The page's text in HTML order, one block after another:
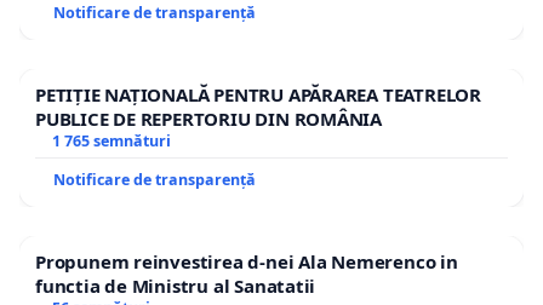
Notificare de transparență
PETIȚIE NAȚIONALĂ PENTRU APĂRAREA TEATRELOR
PUBLICE DE REPERTORIU DIN ROMÂNIA
1 765 semnături
Notificare de transparență
Propunem reinvestirea d-nei Ala Nemerenco in
functia de Ministru al Sanatatii